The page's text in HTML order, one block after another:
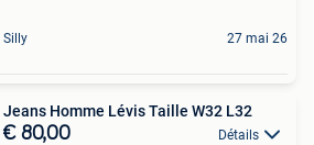
Silly 27 mai 26
Jeans Homme Lévis Taille W32 L32
€ 80,00 Détails